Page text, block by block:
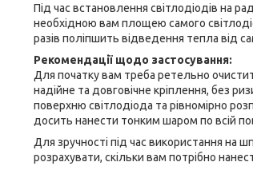
Під час встановлення світлодіодів на
необхідною вам площею самого
разів поліпшить відведення тепла від
Рекомендації щодо застосування:
Для початку вам треба ретельно
надійне та довговічне кріплення, без
поверхню світлодіода та рівномірно
досить нанести тонким шаром по всій
Для зручності під час використання на
розрахувати, скільки вам потрібно